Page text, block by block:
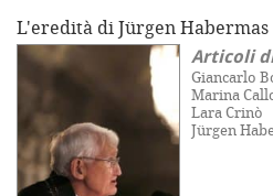
L'eredità di Jürgen Habermas
Articoli
Giancarlo
Marina
Lara Crinò
Jürgen